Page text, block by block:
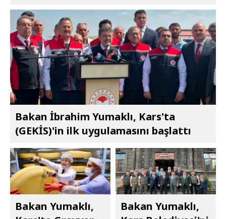
Bakan İbrahim Yumaklı, Kars'ta
(GEKİS)'in ilk uygulamasını başlattı
Bakan Yumaklı,
Bakan Yumaklı,